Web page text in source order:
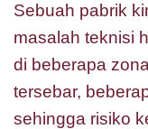
Sebuah pabrik
masalah teknisi
di beberapa
tersebar,
sehingga risiko